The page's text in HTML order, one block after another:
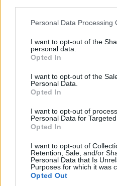
Please note that this website/
not limited to your visit or
grant or deny consent to
use your data for below
consent section.
Personal Data Processing
I want to opt-out of the
personal data.
Opted In
I want to opt-out of the
Personal Data.
Opted In
I want to opt-out of
Personal Data for Targeted
Opted In
I want to opt-out of
Retention, Sale, and/or
Personal Data that Is
Purposes for which it was
Opted Out
Οι ερευνητές έκαναν λόγο
ένταση ανάμεσα στο
στο πεδίο των μέσων
καθώς "αυτά τα δύο
άλλο με θετικό τρόπο".
ευρήματα δείχνουν ότι
είναι ιδιαίτερα ευάλωτοι
ισχυρισμούς στα μέσα
δεδομένου ότι το
ΟΛΕΣ ΟΙ ΕΙΔΗΣΕΙΣ
15 χρόνια χωρίς την